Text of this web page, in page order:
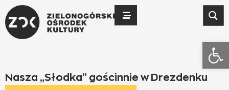
Nasza „Słodka” gościnnie w Drezdenku